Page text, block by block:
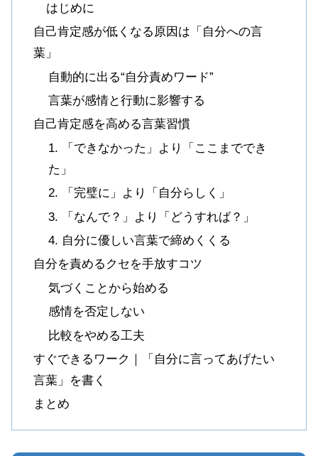
はじめに
自己肯定感が低くなる原因は「自分への言
葉」
自動的に出る“自分責めワード”
言葉が感情と行動に影響する
自己肯定感を高める言葉習慣
1. 「できなかった」より「ここまででき
た」
2. 「完璧に」より「自分らしく」
3. 「なんで？」より「どうすれば？」
4. 自分に優しい言葉で締めくくる
自分を責めるクセを手放すコツ
気づくことから始める
感情を否定しない
比較をやめる工夫
すぐできるワーク｜「自分に言ってあげたい
言葉」を書く
まとめ